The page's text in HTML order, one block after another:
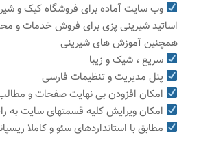
وب سایت آماده برای فروشگاه کیک و
اساتید شیرینی پزی برای فروش خدمات و
همچنین آموزش های شیرینی
سریع ، شیک و زیبا
پنل مدیریت و تنظیمات فارسی
امکان افزودن بی نهایت صفحات و
امکان ویرایش کلیه قسمتهای سایت به
مطابق با استانداردهای سئو و کاملا